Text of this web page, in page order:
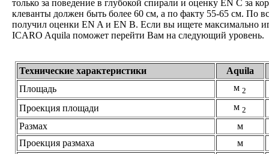
только за поведение в глубокой спирали и оценку EN C за
клеванты должен быть более 60 см, а по факту 55-65 см. По
получил оценки EN A и EN B. Если вы ищете максимально
ICARO Aquila поможет перейти Вам на следующий уровень.
Технические характеристики
Aquila
Площадь
м2
Проекция площади м2
Размах
м
Проекция размаха
м